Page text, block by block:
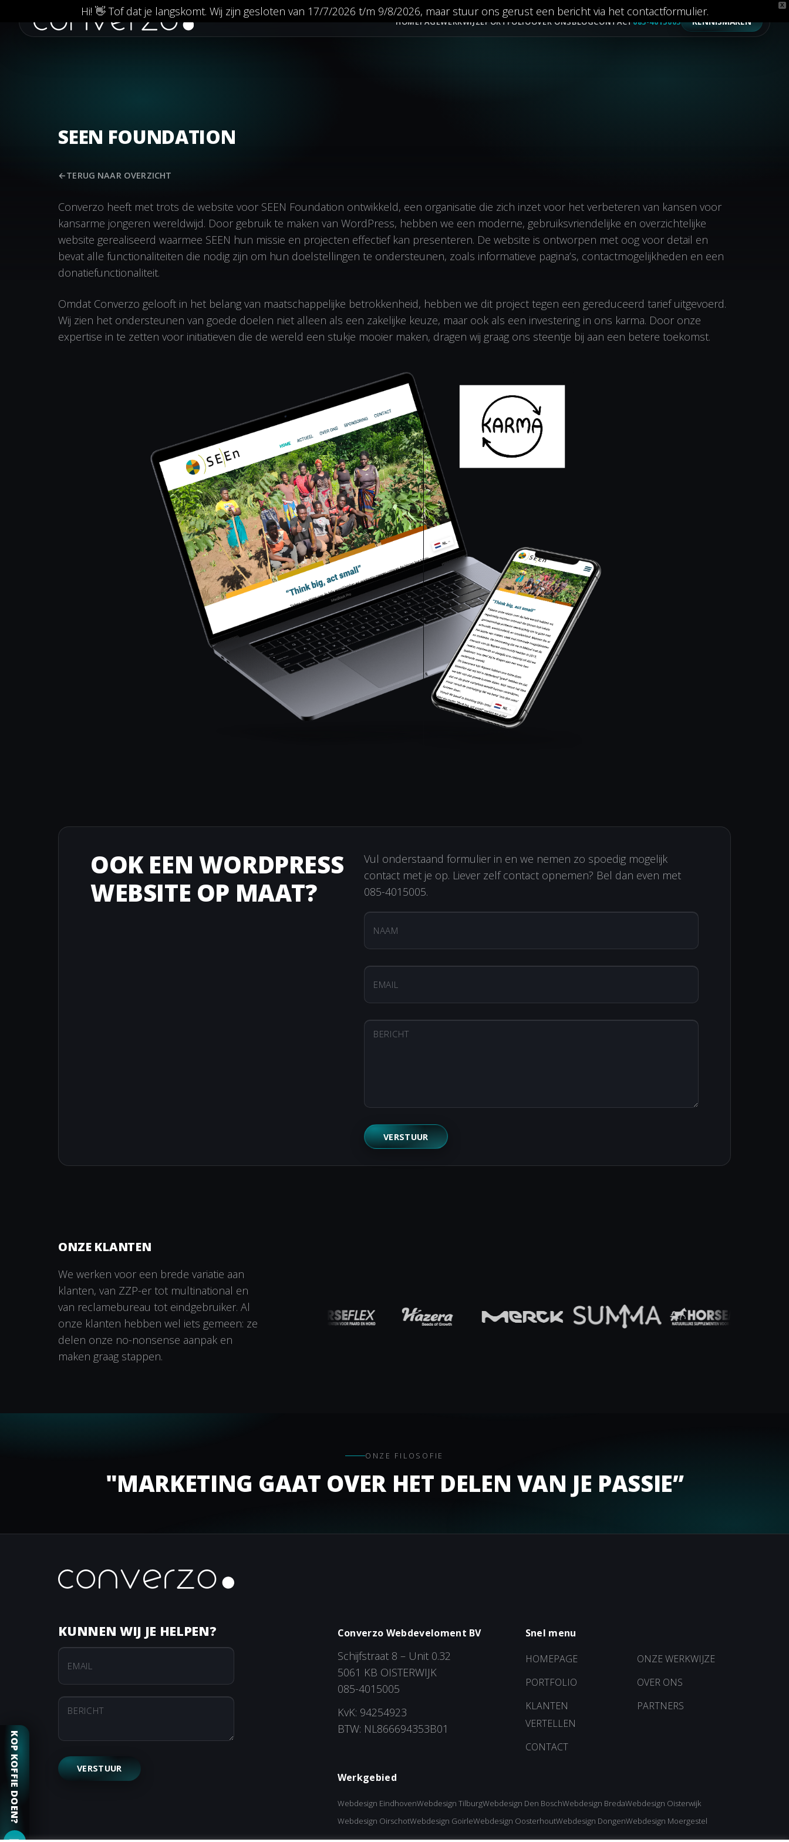
X
Hi! 👋 Tof dat je langskomt. Wij zijn gesloten van 17/7/2026 t/m 9/8/2026, maar stuur ons gerust een bericht via het contactformulier.
HOMEPAGEWERKWIJZEPORTFOLIOOVER ONSBLOGCONTACT 085-4015005 KENNISMAKEN
SEEN FOUNDATION
←TERUG NAAR OVERZICHT
Converzo heeft met trots de website voor SEEN Foundation ontwikkeld, een organisatie die zich inzet voor het verbeteren van kansen voor
kansarme jongeren wereldwijd. Door gebruik te maken van WordPress, hebben we een moderne, gebruiksvriendelijke en overzichtelijke
website gerealiseerd waarmee SEEN hun missie en projecten effectief kan presenteren. De website is ontworpen met oog voor detail en
bevat alle functionaliteiten die nodig zijn om hun doelstellingen te ondersteunen, zoals informatieve pagina’s, contactmogelijkheden en een
donatiefunctionaliteit.
Omdat Converzo gelooft in het belang van maatschappelijke betrokkenheid, hebben we dit project tegen een gereduceerd tarief uitgevoerd.
Wij zien het ondersteunen van goede doelen niet alleen als een zakelijke keuze, maar ook als een investering in ons karma. Door onze
expertise in te zetten voor initiatieven die de wereld een stukje mooier maken, dragen wij graag ons steentje bij aan een betere toekomst.
OOK EEN WORDPRESS
WEBSITE OP MAAT?
Vul onderstaand formulier in en we nemen zo spoedig mogelijk
contact met je op. Liever zelf contact opnemen? Bel dan even met
085-4015005.
ONZE KLANTEN
We werken voor een brede variatie aan
klanten, van ZZP-er tot multinational en
van reclamebureau tot eindgebruiker. Al
onze klanten hebben wel iets gemeen: ze
delen onze no-nonsense aanpak en
maken graag stappen.
KOP KOFFIE DOEN?
ONZE FILOSOFIE
"MARKETING GAAT OVER HET DELEN VAN JE PASSIE”
KUNNEN WIJ JE HELPEN? Converzo Webdeveloment BV
Schijfstraat 8 – Unit 0.32
5061 KB OISTERWIJK
085-4015005
KvK: 94254923
BTW: NL866694353B01
Snel menu
HOMEPAGE
ONZE WERKWIJZE
PORTFOLIO
OVER ONS
KLANTEN
VERTELLEN
PARTNERS
CONTACT
Werkgebied
Webdesign EindhovenWebdesign TilburgWebdesign Den BoschWebdesign BredaWebdesign Oisterwijk
Webdesign OirschotWebdesign GoirleWebdesign OosterhoutWebdesign DongenWebdesign Moergestel